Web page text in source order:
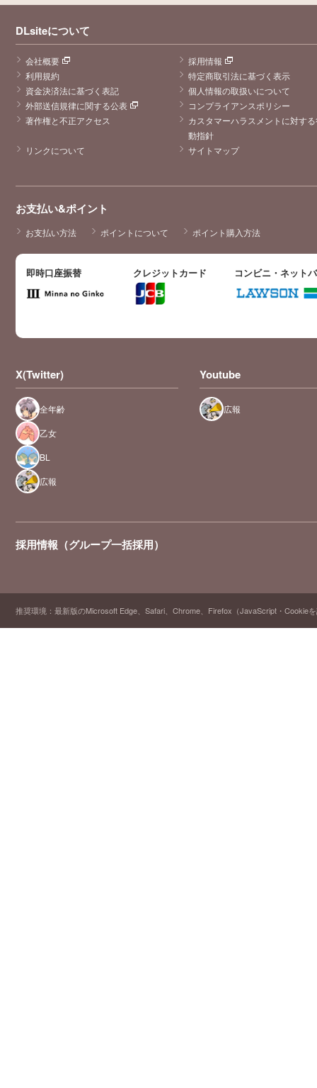
DLsiteについて
会社概要
採用情報
利用規約
特定商取引法に基づく表示
資金決済法に基づく表記
個人情報の取扱いについて
外部送信規律に関する公表
コンプライアンスポリシー
著作権と不正アクセス
カスタマーハラスメントに対す
動指針
リンクについて
サイトマップ
お支払い&ポイント
お支払い方法 ポイントについて ポイント購入方法
即時口座振替 クレジットカード コンビニ・ネット
X(Twitter)
全年齢
乙女
BL
広報
Youtube
広報
採用情報（グループ一括採用）
推奨環境：最新版のMicrosoft Edge、Safari、Chrome、Firefox（JavaScript・Cookie